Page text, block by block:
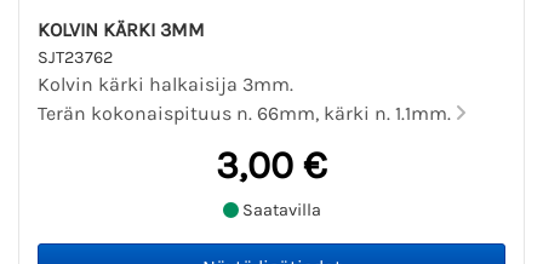
KOLVIN KÄRKI 3MM
SJT23762
Kolvin kärki halkaisija 3mm.
Terän kokonaispituus n. 66mm, kärki n. 1.1mm.
3,00 €
Saatavilla